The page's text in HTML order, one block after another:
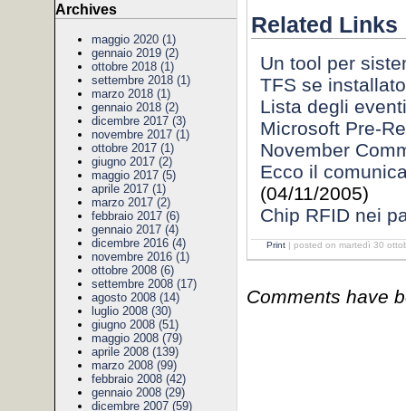
Archives
maggio 2020 (1)
gennaio 2019 (2)
ottobre 2018 (1)
settembre 2018 (1)
marzo 2018 (1)
gennaio 2018 (2)
dicembre 2017 (3)
novembre 2017 (1)
ottobre 2017 (1)
giugno 2017 (2)
maggio 2017 (5)
aprile 2017 (1)
marzo 2017 (2)
febbraio 2017 (6)
gennaio 2017 (4)
dicembre 2016 (4)
novembre 2016 (1)
ottobre 2008 (6)
settembre 2008 (17)
agosto 2008 (14)
luglio 2008 (30)
giugno 2008 (51)
maggio 2008 (79)
aprile 2008 (139)
marzo 2008 (99)
febbraio 2008 (42)
gennaio 2008 (29)
dicembre 2007 (59)
Related Links
Un tool per
TFS se
Lista degli
Microsoft Pre-
November
Ecco il
(04/11/2005)
Chip RFID nei
Print | posted on martedì 30
Comments have